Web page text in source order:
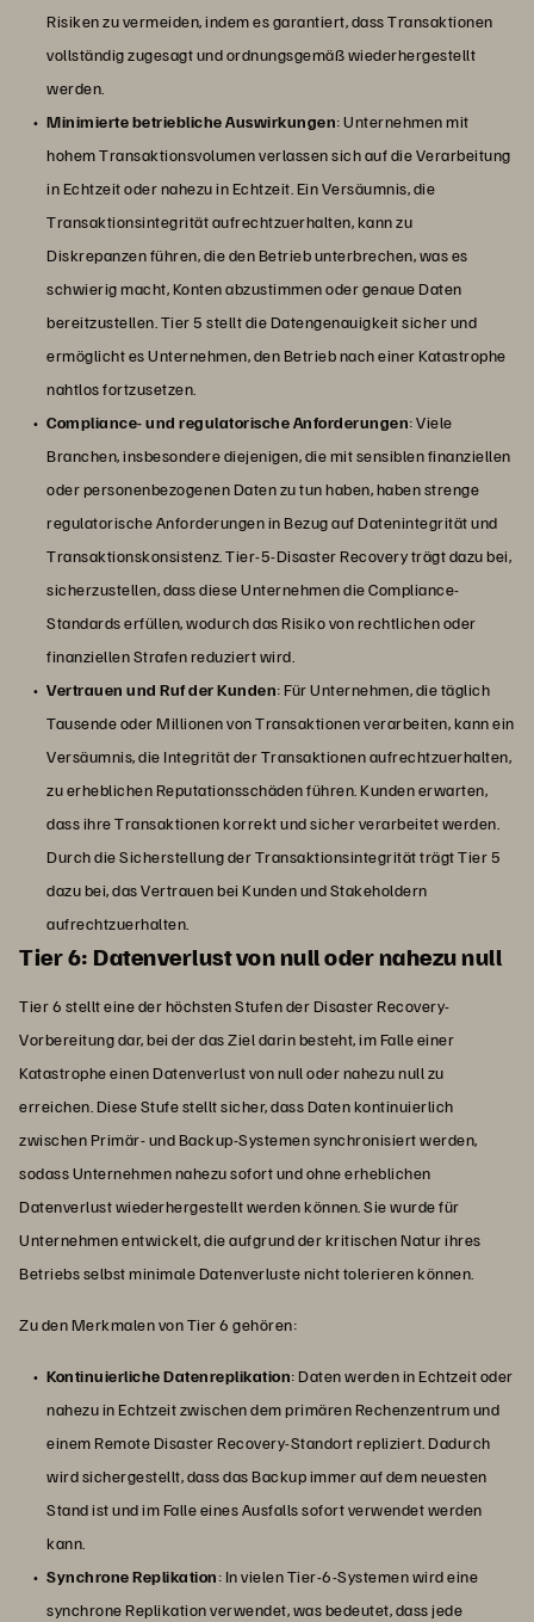
Risiken zu vermeiden, indem es garantiert, dass Transaktionen
vollständig zugesagt und ordnungsgemäß wiederhergestellt
werden.
Minimierte betriebliche Auswirkungen: Unternehmen mit
hohem Transaktionsvolumen verlassen sich auf die Verarbeitung
in Echtzeit oder nahezu in Echtzeit. Ein Versäumnis, die
Transaktionsintegrität aufrechtzuerhalten, kann zu
Diskrepanzen führen, die den Betrieb unterbrechen, was es
schwierig macht, Konten abzustimmen oder genaue Daten
bereitzustellen. Tier 5 stellt die Datengenauigkeit sicher und
ermöglicht es Unternehmen, den Betrieb nach einer Katastrophe
nahtlos fortzusetzen.
Compliance- und regulatorische Anforderungen: Viele
Branchen, insbesondere diejenigen, die mit sensiblen finanziellen
oder personenbezogenen Daten zu tun haben, haben strenge
regulatorische Anforderungen in Bezug auf Datenintegrität und
Transaktionskonsistenz. Tier-5-Disaster Recovery trägt dazu bei,
sicherzustellen, dass diese Unternehmen die Compliance-
Standards erfüllen, wodurch das Risiko von rechtlichen oder
finanziellen Strafen reduziert wird.
Vertrauen und Ruf der Kunden: Für Unternehmen, die täglich
Tausende oder Millionen von Transaktionen verarbeiten, kann ein
Versäumnis, die Integrität der Transaktionen aufrechtzuerhalten,
zu erheblichen Reputationsschäden führen. Kunden erwarten,
dass ihre Transaktionen korrekt und sicher verarbeitet werden.
Durch die Sicherstellung der Transaktionsintegrität trägt Tier 5
dazu bei, das Vertrauen bei Kunden und Stakeholdern
aufrechtzuerhalten.
Tier 6: Datenverlust von null oder nahezu null
Tier 6 stellt eine der höchsten Stufen der Disaster Recovery-
Vorbereitung dar, bei der das Ziel darin besteht, im Falle einer
Katastrophe einen Datenverlust von null oder nahezu null zu
erreichen. Diese Stufe stellt sicher, dass Daten kontinuierlich
zwischen Primär- und Backup-Systemen synchronisiert werden,
sodass Unternehmen nahezu sofort und ohne erheblichen
Datenverlust wiederhergestellt werden können. Sie wurde für
Unternehmen entwickelt, die aufgrund der kritischen Natur ihres
Betriebs selbst minimale Datenverluste nicht tolerieren können.
Zu den Merkmalen von Tier 6 gehören:
Kontinuierliche Datenreplikation: Daten werden in Echtzeit oder
nahezu in Echtzeit zwischen dem primären Rechenzentrum und
einem Remote Disaster Recovery-Standort repliziert. Dadurch
wird sichergestellt, dass das Backup immer auf dem neuesten
Stand ist und im Falle eines Ausfalls sofort verwendet werden
kann.
Synchrone Replikation: In vielen Tier-6-Systemen wird eine
synchrone Replikation verwendet, was bedeutet, dass jede